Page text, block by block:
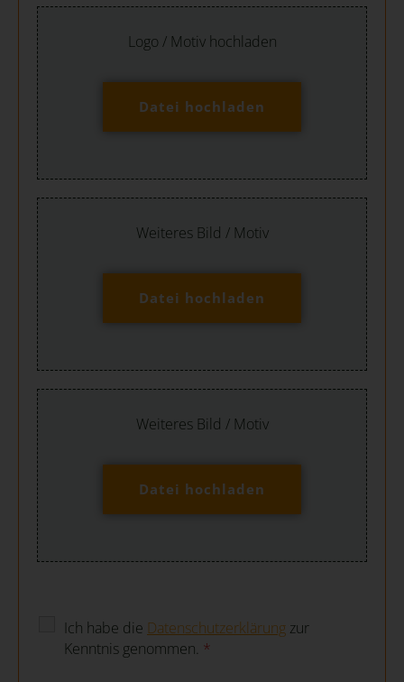
Logo / Motiv hochladen
Datei hochladen
Weiteres Bild / Motiv
Datei hochladen
Weiteres Bild / Motiv
Datei hochladen
Ich habe die Datenschutzerklärung zur
Kenntnis genommen. *